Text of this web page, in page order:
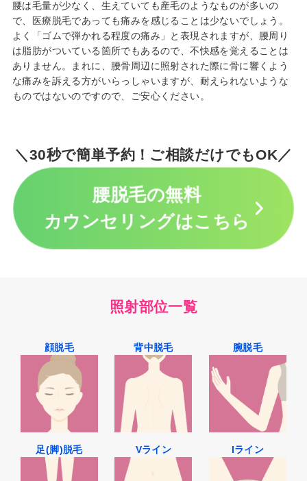
腰は毛量が少なく、生えていても産毛のようなものが多いの
で、医療脱毛であっても痛みを感じることは少ないでしょう。
よく「ゴムで弾かれる程度の痛み」と表現されますが、腰周り
は脂肪がついている箇所でもあるので、不快感を覚えることは
ありません。まれに、腰骨周辺に照射された際に骨に響くよう
な痛みを訴える方がいらっしゃいますが、耐えられないような
ものではないのですので、ご安心ください。
＼30秒で簡単予約！ご相談だけでもOK／
腰脱毛の無料
カウンセリングはこちら
照射部位一覧
顔脱毛 背中脱毛 腕脱毛
足(脚)脱毛 Vライン Iライン